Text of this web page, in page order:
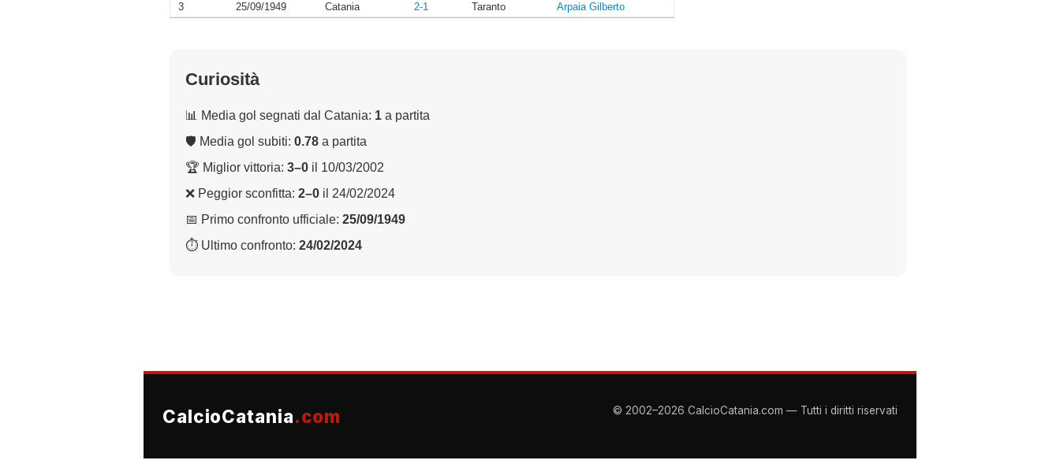
3
25/09/1949 Catania 2-1 Taranto Arpaia Gilberto
Curiosità
📊 Media gol segnati dal Catania: 1 a partita
🛡 Media gol subiti: 0.78 a partita
🏆 Miglior vittoria: 3–0 il 10/03/2002
❌ Peggior sconfitta: 2–0 il 24/02/2024
📅 Primo confronto ufficiale: 25/09/1949
⏱ Ultimo confronto: 24/02/2024
CalcioCatania.com © 2002–2026 CalcioCatania.com — Tutti i diritti riservati